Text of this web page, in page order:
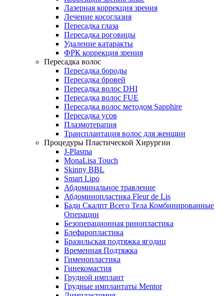
Лазерная коррекция зрения
Лечение косоглазия
Пересадка глаза
Пересадка роговицы
Удаление катаракты
ФРК коррекция зрения
Пересадка волос
Пересадка бороды
Пересадка бровей
Пересадка волос DHI
Пересадка волос FUE
Пересадка волос методом Sapphire
Пересадка усов
Плазмотерапия
Трансплантация волос для женщин
Процедуры Пластической Хирургии
J-Plasma
MonaLisa Touch
Skinny BBL
Smart Lipo
Абдоминальное травление
Абдоминопластика Fleur de Lis
Бади Скалпт Всего Тела Комбинированные
Операции
Безоперационная ринопластика
Блефаропластика
Бразильская подтяжка ягодиц
Временная Подтяжка
Гименопластика
Гинекомастия
Грудной имплант
Грудные имплантаты Mentor